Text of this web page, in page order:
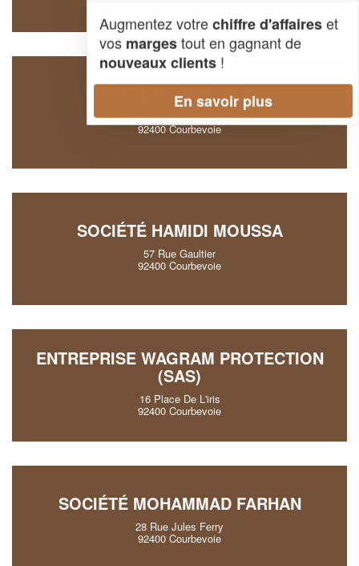
SOCIÉTÉ PSM (SAS)
1 Parc De Lattre De Tassigny
92400 Courbevoie
SOCIÉTÉ HAMIDI MOUSSA
57 Rue Gaultier
92400 Courbevoie
ENTREPRISE WAGRAM PROTECTION
(SAS)
16 Place De L'iris
92400 Courbevoie
SOCIÉTÉ MOHAMMAD FARHAN
28 Rue Jules Ferry
92400 Courbevoie
Augmentez votrechiffre d'affaireset
vos margestout en gagnant de
nouveaux clients !
En savoir plus